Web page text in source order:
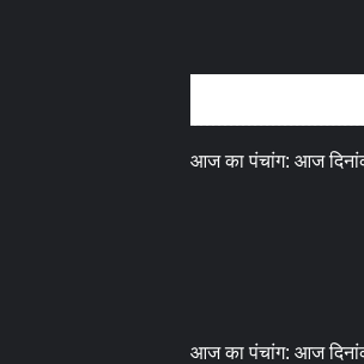
आज का पंचांग: आज